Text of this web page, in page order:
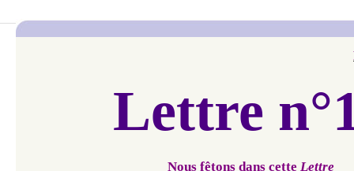
Lettre
Nous fêtons dans cette Lettre